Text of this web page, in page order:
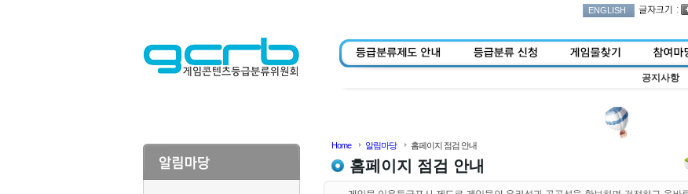
ENGLISH :
공지사항
Home 알림마당 홈페이지 점검 안내
홈페이지 점검 안내